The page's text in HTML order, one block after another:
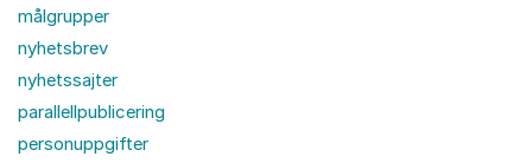
målgrupper
nyhetsbrev
nyhetssajter
parallellpublicering
personuppgifter